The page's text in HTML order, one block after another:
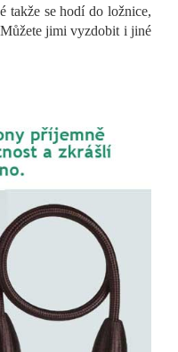
takže se hodí do ložnice,
jimi vyzdobit i jiné